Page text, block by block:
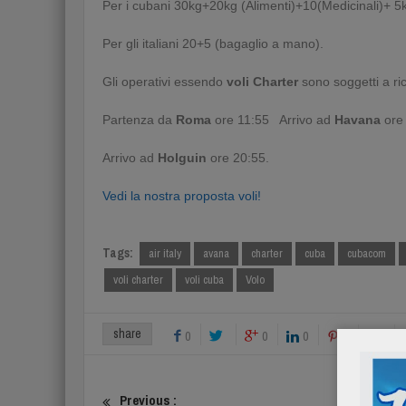
Per i cubani 30kg+20kg (Alimenti)+10(Medicinali)+
Per gli italiani 20+5 (bagaglio a mano).
Gli operativi essendo voli Charter sono soggetti a
Partenza da Roma ore 11:55 Arrivo ad Havana ore
Arrivo ad Holguin ore 20:55.
Vedi la nostra proposta voli!
Tags: air italy avana charter cuba cubacom
voli charter
voli cuba Volo
share 0 0 0
Previous :